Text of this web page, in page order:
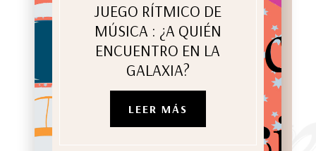
JUEGO RÍTMICO DE
MÚSICA : ¿A QUIÉN
ENCUENTRO EN LA
GALAXIA?
LEER MÁS